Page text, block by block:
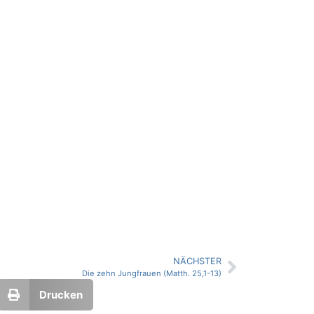
NÄCHSTER
Die zehn Jungfrauen (Matth. 25,1-13)
Drucken